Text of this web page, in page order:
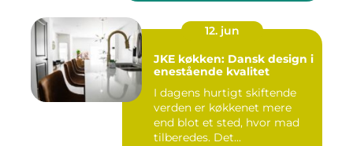
12. jun
JKE køkken: Dansk design i
enestående kvalitet
I dagens hurtigt skiftende
verden er køkkenet mere
end blot et sted, hvor mad
tilberedes. Det...